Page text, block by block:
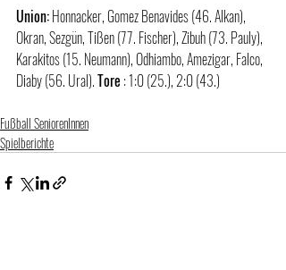
Union: Honnacker, Gomez Benavides (46. Alkan),
Okran, Sezgün, Tißen (77. Fischer), Zibuh (73. Pauly),
Karakitos (15. Neumann), Odhiambo, Amezigar, Falco,
Diaby (56. Ural). Tore : 1:0 (25.), 2:0 (43.)
Fußball SeniorenInnen
Spielberichte